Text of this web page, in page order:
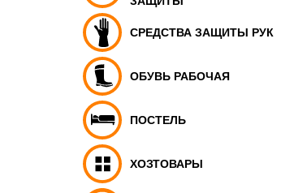
СРЕДСТВА ЗАЩИТЫ РУК
ОБУВЬ РАБОЧАЯ
ПОСТЕЛЬ
ХОЗТОВАРЫ